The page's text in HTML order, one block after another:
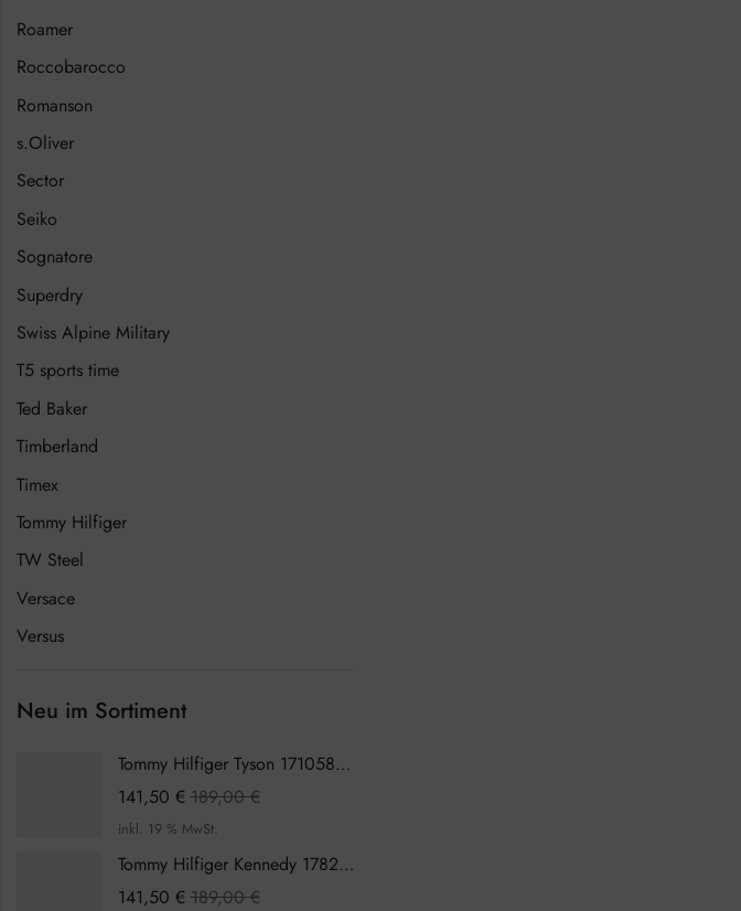
Roamer
Roccobarocco
Romanson
s.Oliver
Sector
Seiko
Sognatore
Superdry
Swiss Alpine Military
T5 sports time
Ted Baker
Timberland
Timex
Tommy Hilfiger
TW Steel
Versace
Versus
Neu im Sortiment
Tommy Hilfiger Tyson 1710589 Herrenuhr
141,50 € 189,00€
inkl. 19 % MwSt.
Tommy Hilfiger Kennedy 1782387 Damenuhr
141,50 € 189,00€